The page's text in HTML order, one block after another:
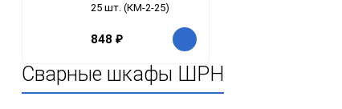
25 шт. (КМ-2-25)
848 ₽
Сварные шкафы ШРН